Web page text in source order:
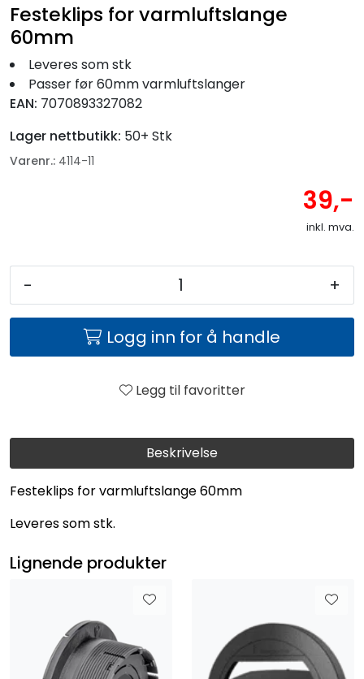
Beskrivelse
Festeklips for varmluftslange 60mm
Leveres som stk.
Festeklips for varmluftslange
60mm
Leveres som stk
Passer før 60mm varmluftslanger
EAN: 7070893327082
Lager nettbutikk: 50+ Stk
Varenr.: 4114-11
39,-
inkl. mva.
- +
Logg inn for å handle
Legg til favoritter
Lignende produkter
Båtpleie/Opplag
Seil
Nyheter